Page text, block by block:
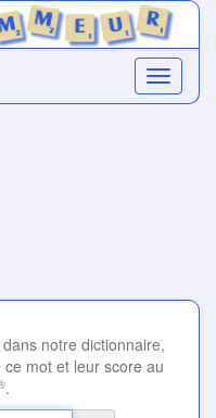
notre dictionnaire,
mot et leur score au
.